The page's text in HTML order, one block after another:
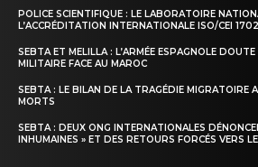
POLICE SCIENTIFIQUE : LE LABORATOIRE
L’ACCRÉDITATION INTERNATIONALE ISO/CEI
SEBTA ET MELILLA : L’ARMÉE ESPAGNOLE
MILITAIRE FACE AU MAROC
SEBTA : LE BILAN DE LA TRAGÉDIE MIGRATOIRE
MORTS
SEBTA : DEUX ONG INTERNATIONALES
INHUMAINES » ET DES RETOURS FORCÉS VERS